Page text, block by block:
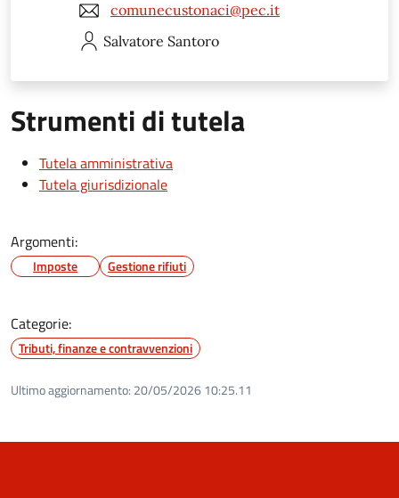
comunecustonaci@pec.it
Salvatore Santoro
Strumenti di tutela
Tutela amministrativa
Tutela giurisdizionale
Argomenti:
Imposte Gestione rifiuti
Categorie:
Tributi, finanze e contravvenzioni
Ultimo aggiornamento: 20/05/2026 10:25.11